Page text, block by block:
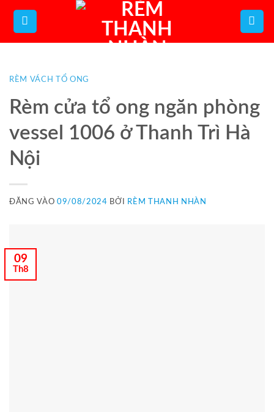
qua
dung
RÈM VÁCH TỔ ONG
Rèm cửa tổ ong ngăn phòng
vessel 1006 ở Thanh Trì Hà
Nội
ĐĂNG VÀO09/08/2024 BỞI RÈM THANH NHÀN
09
Th8